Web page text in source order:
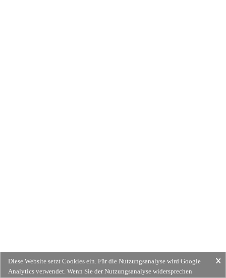
Diese Website setzt Cookies ein. Für die Nutzungsanalyse wird Google
Analytics verwendet. Wenn Sie der Nutzungsanalyse widersprechen